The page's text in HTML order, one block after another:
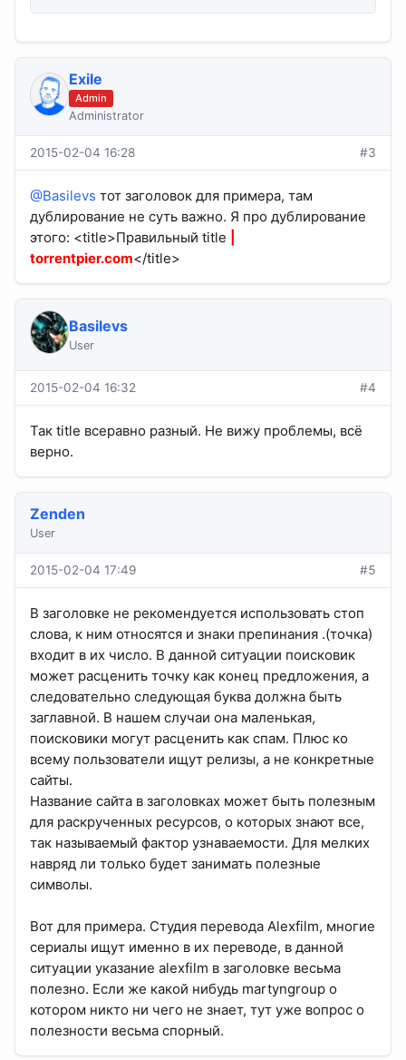
Exile
Admin
Administrator
2015-02-04 16:28 #3
@Basilevs тот заголовок для примера, там
дублирование не суть важно. Я про дублирование
этого: <title>Правильный title
torrentpier.com</title>
Basilevs
User
2015-02-04 16:32 #4
Так title всеравно разный. Не вижу проблемы, всё
верно.
Zenden
User
2015-02-04 17:49 #5
В заголовке не рекомендуется использовать стоп
слова, к ним относятся и знаки препинания .(точка)
входит в их число. В данной ситуации поисковик
может расценить точку как конец предложения, а
следовательно следующая буква должна быть
заглавной. В нашем случаи она маленькая,
поисковики могут расценить как спам. Плюс ко
всему пользователи ищут релизы, а не конкретные
сайты.
Название сайта в заголовках может быть полезным
для раскрученных ресурсов, о которых знают все,
так называемый фактор узнаваемости. Для мелких
навряд ли только будет занимать полезные
символы.
Вот для примера. Студия перевода Alexfilm, многие
сериалы ищут именно в их переводе, в данной
ситуации указание alexfilm в заголовке весьма
полезно. Если же какой нибудь martyngroup о
котором никто ни чего не знает, тут уже вопрос о
полезности весьма спорный.